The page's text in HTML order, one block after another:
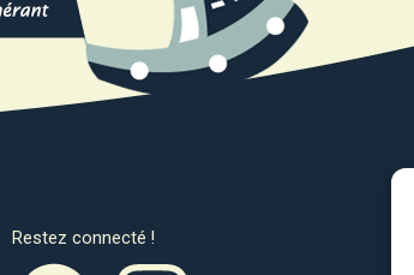
Restez connecté !